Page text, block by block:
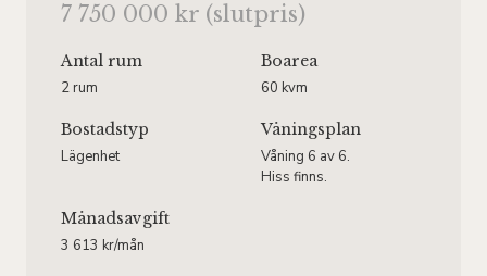
7 750 000 kr (slutpris)
Antal rum
2 rum
Boarea
60 kvm
Bostadstyp
Lägenhet
Våningsplan
Våning 6 av 6.
Hiss finns.
Månadsavgift
3 613 kr/mån